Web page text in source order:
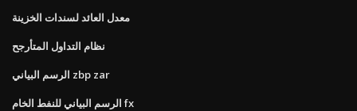
معدل العائد لسندات الخزينة
نظام التداول المتأرجح
الرسم البياني zbp zar
الرسم البياني للنفط الخام fx